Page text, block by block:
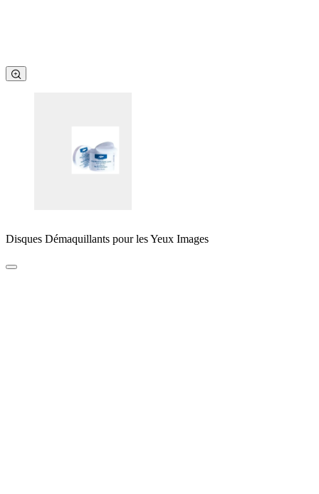
Disques Démaquillants pour les Yeux Images